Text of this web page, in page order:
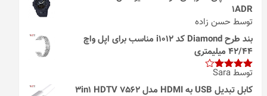
1ADR
توسط حسن زاده
بند طرح Diamond کد i1012 مناسب برای اپل واچ
42/44 میلیمتری
امتیاز4
از 5
توسط Sara
کابل تبدیل USB به HDMI مدل 3in1 HDTV 7562